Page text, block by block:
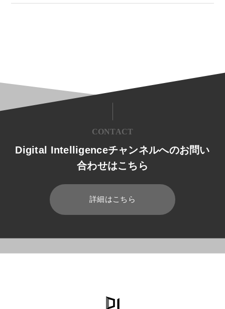
CONTACT
Digital Intelligenceチャンネルへのお問い
合わせはこちら
詳細はこちら